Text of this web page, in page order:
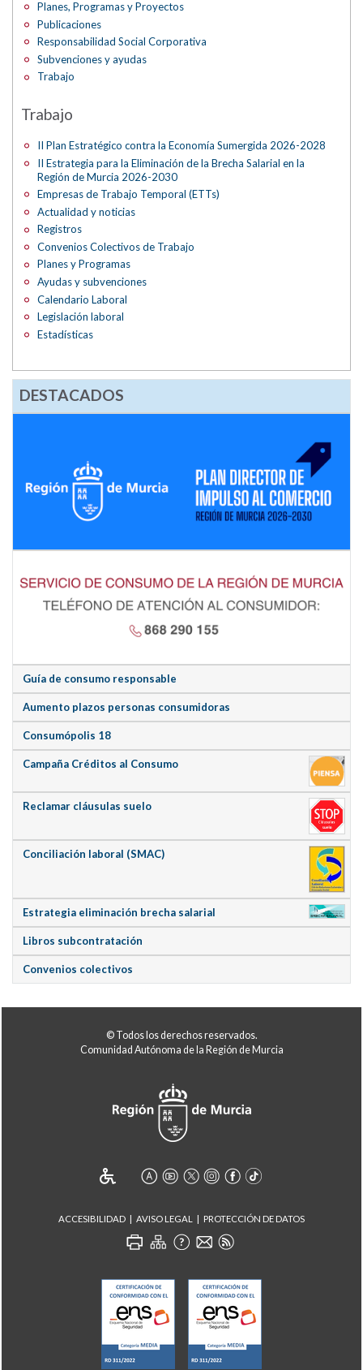
Planes, Programas y Proyectos
Publicaciones
Responsabilidad Social Corporativa
Subvenciones y ayudas
Trabajo
Trabajo
II Plan Estratégico contra la Economía Sumergida 2026-2028
II Estrategia para la Eliminación de la Brecha Salarial en la
Región de Murcia 2026-2030
Empresas de Trabajo Temporal (ETTs)
Actualidad y noticias
Registros
Convenios Colectivos de Trabajo
Planes y Programas
Ayudas y subvenciones
Calendario Laboral
Legislación laboral
Estadísticas
DESTACADOS
Guía de consumo responsable
Aumento plazos personas consumidoras
Consumópolis 18
Campaña Créditos al Consumo
Reclamar cláusulas suelo
Conciliación laboral (SMAC)
Estrategia eliminación brecha salarial
Libros subcontratación
Convenios colectivos
© Todos los derechos reservados.
Comunidad Autónoma de la Región de Murcia
ACCESIBILIDAD AVISO LEGAL PROTECCIÓN DE DATOS